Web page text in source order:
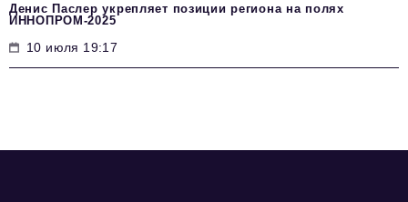
Денис Паслер укрепляет позиции региона на полях
ИННОПРОМ-2025
10 июля 19:17